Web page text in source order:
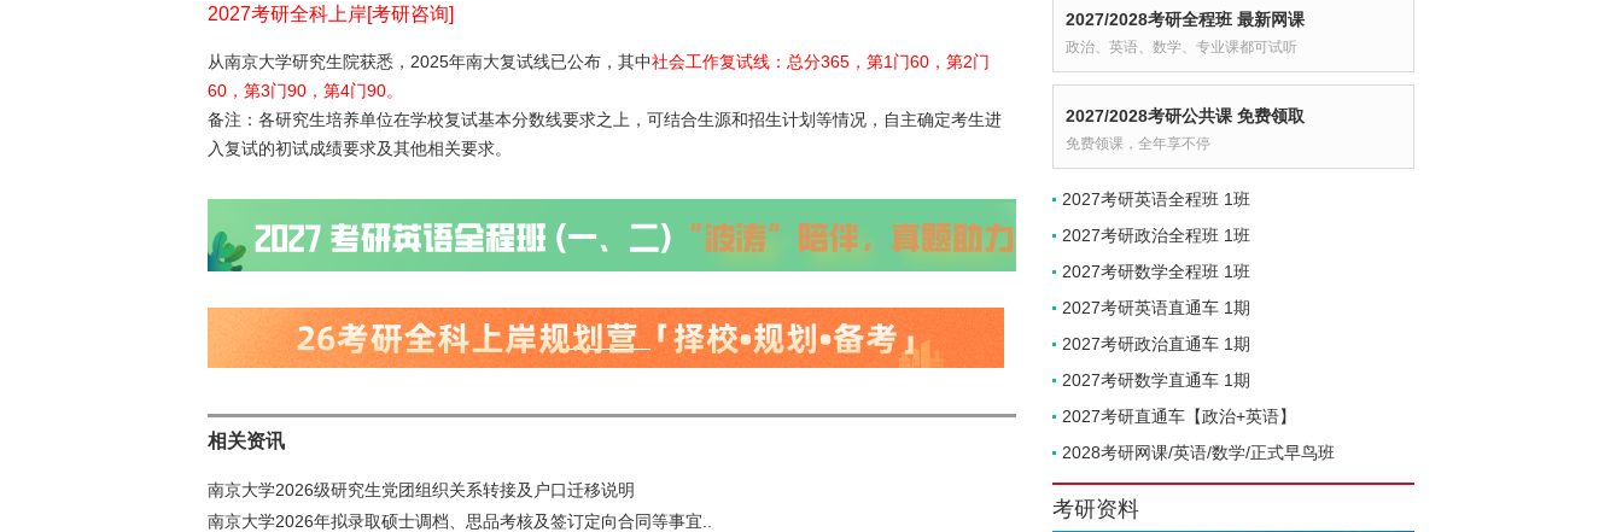
2027考研全科上岸[考研咨询]
从南京大学研究生院获悉，2025年南大复试线已公布，其中社会工作复试线：总分365，第1门60，第2门
60，第3门90，第4门90。
备注：各研究生培养单位在学校复试基本分数线要求之上，可结合生源和招生计划等情况，自主确定考生进
入复试的初试成绩要求及其他相关要求。
相关资讯
南京大学2026级研究生党团组织关系转接及户口迁移说明
南京大学2026年拟录取硕士调档、思品考核及签订定向合同等事宜..
2027/2028考研全程班 最新网课
政治、英语、数学、专业课都可试听
2027/2028考研公共课 免费领取
免费领课，全年享不停
2027考研英语全程班 1班
2027考研政治全程班 1班
2027考研数学全程班 1班
2027考研英语直通车 1期
2027考研政治直通车 1期
2027考研数学直通车 1期
2027考研直通车【政治+英语】
2028考研网课/英语/数学/正式早鸟班
考研资料